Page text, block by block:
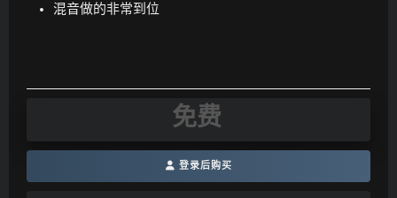
混音做的非常到位
免费
登录后购买